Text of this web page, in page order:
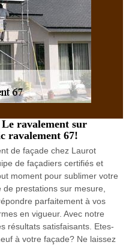
ravalement sur
ravalement 67!
de façade chez Laurot
de façadiers certifiés et
moment pour sublimer votre
prestations sur mesure,
parfaitement à vos
en vigueur. Avec notre
résultats satisfaisants. Etes-
à votre façade? Ne laissez